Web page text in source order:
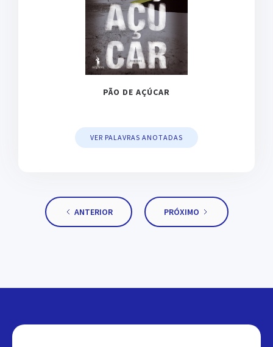
PÃO DE AÇÚCAR
VER PALAVRAS ANOTADAS
ANTERIOR PRÓXIMO